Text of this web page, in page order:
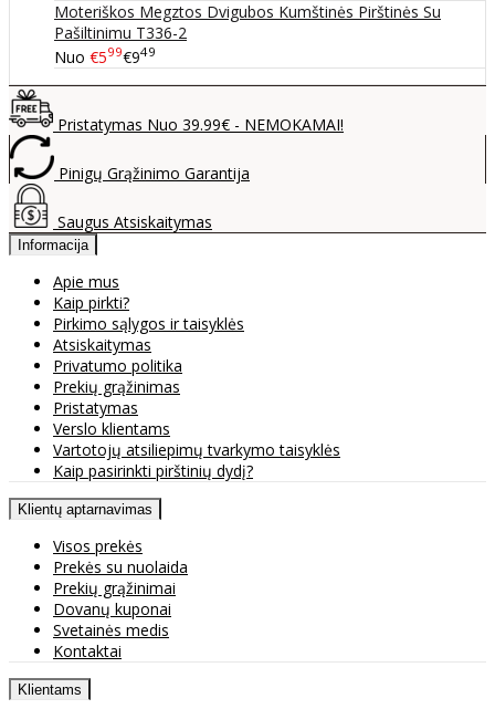
Moteriškos Megztos Dvigubos Kumštinės Pirštinės Su
Pašiltinimu T336-2
Nuo €599€949
Pristatymas Nuo 39.99€ - NEMOKAMAI!
Pinigų Grąžinimo Garantija
Saugus Atsiskaitymas
Informacija
Apie mus
Kaip pirkti?
Pirkimo sąlygos ir taisyklės
Atsiskaitymas
Privatumo politika
Prekių grąžinimas
Pristatymas
Verslo klientams
Vartotojų atsiliepimų tvarkymo taisyklės
Kaip pasirinkti pirštinių dydį?
Klientų aptarnavimas
Visos prekės
Prekės su nuolaida
Prekių grąžinimai
Dovanų kuponai
Svetainės medis
Kontaktai
Klientams